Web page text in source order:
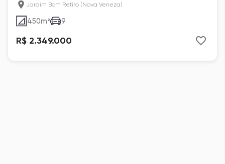
Jardim Bom Retiro (Nova Veneza)
450m² 9
R$ 2.349.000